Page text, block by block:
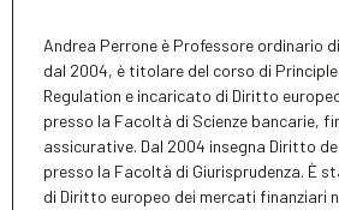
Andrea Perrone è Professore ordinario
dal 2004, è titolare del corso di
Regulation e incaricato di Diritto
presso la Facoltà di Scienze bancarie,
assicurative. Dal 2004 insegna Diritto
presso la Facoltà di Giurisprudenza. È
di Diritto europeo dei mercati finanziari